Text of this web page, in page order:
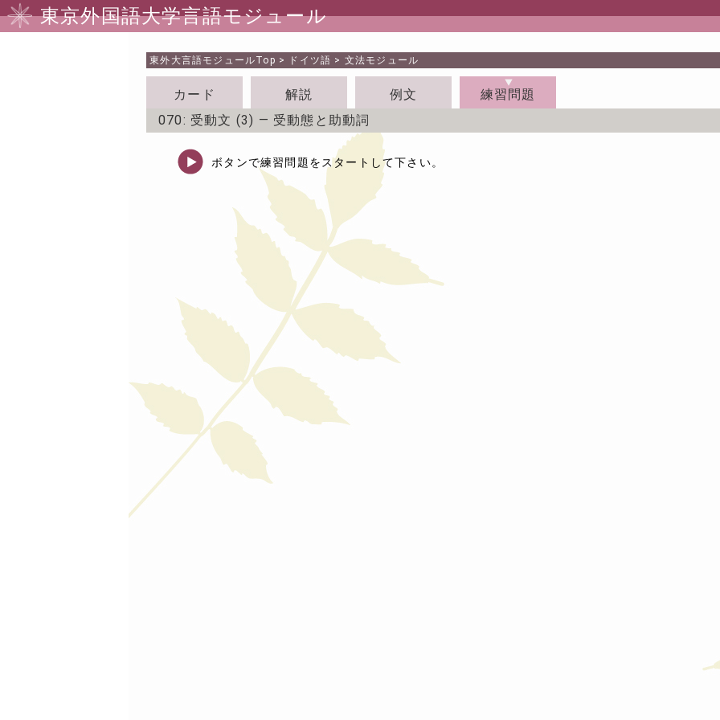
東京外国語大学言語モジュール
東外大言語モジュールTop > ドイツ語 > 文法モジュール
カード 解説 例文
練習問題
070: 受動文 (3) ― 受動態と助動詞
ボタンで練習問題をスタートして下さい。